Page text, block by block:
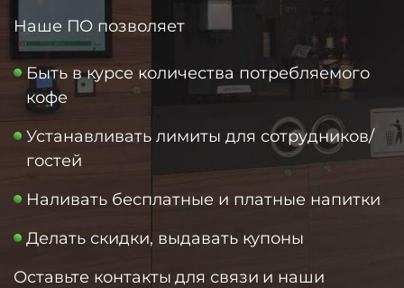
Наше ПО позволяет
Быть в курсе количества потребляемого
кофе
Устанавливать лимиты для сотрудников/
гостей
Наливать бесплатные и платные напитки
Делать скидки, выдавать купоны
Оставьте контакты для связи и наши